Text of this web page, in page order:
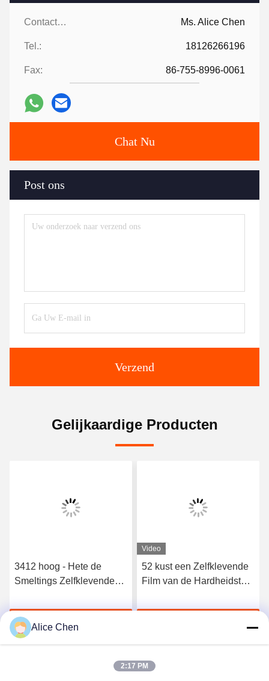
Contacten: Ms. Alice Chen
Tel.: 18126266196
Fax: 86-755-8996-0061
Chat Nu
Post ons
Verzend
Gelijkaardige Producten
3412 hoog - Hete de
Smeltings Zelfklevende
Elastische Polyurethaan
Krijg Beste Prijs
Video
52 kust een Zelfklevende
Film van de Hardheidstpu
Naadloos Ondergoed
Alice Chen
2:17 PM